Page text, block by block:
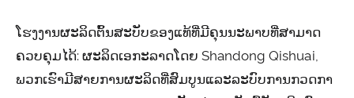
ໂຮງງານຜະລິດຕົ້ນສະບັບຂອງແທ້ທີ່ມີຄຸນນະພາບທີ່ສາມາດ
ຄວບຄຸມໄດ້: ຜະລິດເອກະລາດໂດຍ Shandong Qishuai,
ພວກເຮົາມີສາຍການຜະລິດທີ່ສົມບູນແລະລະບົບການກວດກາ